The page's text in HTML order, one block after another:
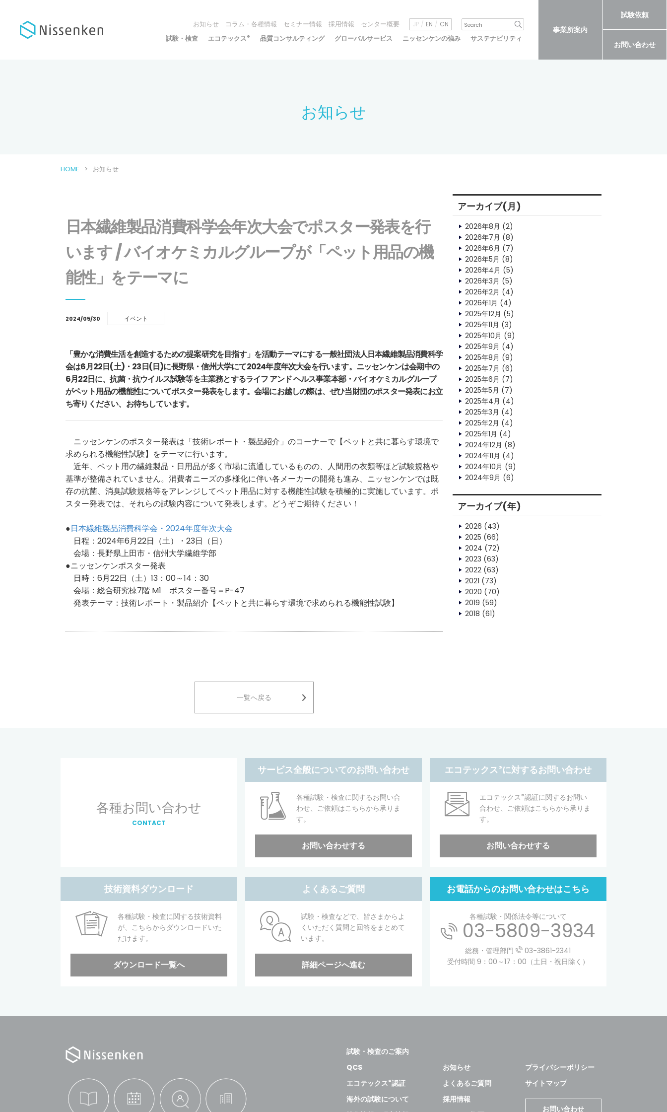
お知らせ コラム・各種情報 セミナー情報 採用情報 センター概要 JP EN CN
試験・検査 エコテックス® 品質コンサルティング グローバルサービス ニッセンケンの強み サステナビリティ
事業所案内
試験依頼
お問い合わせ
お知らせ
HOME お知らせ
日本繊維製品消費科学会年次大会でポスター発表を行
います / バイオケミカルグループが「ペット用品の機
能性」をテーマに
2024/05/30 イベント
「豊かな消費生活を創造するための提案研究を目指す」を活動テーマにする一般社団法人日本繊維製品消費科学
会は6月22日(土)・23日(日)に長野県・信州大学にて2024年度年次大会を行います。ニッセンケンは会期中の
6月22日に、抗菌・抗ウイルス試験等を主業務とするライフ アンド ヘルス事業本部・バイオケミカルグループ
がペット用品の機能性についてポスター発表をします。会場にお越しの際は、ぜひ当財団のポスター発表にお立
ち寄りください、お待ちしています。
ニッセンケンのポスター発表は「技術レポート・製品紹介」のコーナーで【ペットと共に暮らす環境で
求められる機能性試験】をテーマに行います。
近年、ペット用の繊維製品・日用品が多く市場に流通しているものの、人間用の衣類等ほど試験規格や
基準が整備されていません。消費者ニーズの多様化に伴い各メーカーの開発も進み、ニッセンケンでは既
存の抗菌、消臭試験規格等をアレンジしてペット用品に対する機能性試験を積極的に実施しています。ポ
スター発表では、それらの試験内容について発表します。どうぞご期待ください！
●日本繊維製品消費科学会・2024年度年次大会
日程：2024年6月22日（土）・23日（日）
会場：長野県上田市・信州大学繊維学部
●ニッセンケンポスター発表
日時：6月22日（土）13：00～14：30
会場：総合研究棟7階 M1 ポスター番号＝P-47
発表テーマ：技術レポート・製品紹介【ペットと共に暮らす環境で求められる機能性試験】
一覧へ戻る
アーカイブ(月)
2026年8月 (2)
2026年7月 (8)
2026年6月 (7)
2026年5月 (8)
2026年4月 (5)
2026年3月 (5)
2026年2月 (4)
2026年1月 (4)
2025年12月 (5)
2025年11月 (3)
2025年10月 (9)
2025年9月 (4)
2025年8月 (9)
2025年7月 (6)
2025年6月 (7)
2025年5月 (7)
2025年4月 (4)
2025年3月 (4)
2025年2月 (4)
2025年1月 (4)
2024年12月 (8)
2024年11月 (4)
2024年10月 (9)
2024年9月 (6)
アーカイブ(年)
2026 (43)
2025 (66)
2024 (72)
2023 (63)
2022 (63)
2021 (73)
2020 (70)
2019 (59)
2018 (61)
各種お問い合わせ
CONTACT
サービス全般についてのお問い合わせ
各種試験・検査に関するお問い合
わせ、ご依頼はこちらから承りま
す。
お問い合わせする
エコテックス®に対するお問い合わせ
エコテックス®認証に関するお問い
合わせ、ご依頼はこちらから承りま
す。
お問い合わせする
技術資料ダウンロード
各種試験・検査に関する技術資料
が、こちらからダウンロードいた
だけます。
ダウンロード一覧へ
よくあるご質問
試験・検査などで、皆さまからよ
くいただく質問と回答をまとめて
います。
詳細ページへ進む
お電話からのお問い合わせはこちら
各種試験・関係法令等について
03-5809-3934
総務・管理部門
03-3861-2341
受付時間 9：00～17：00（土日・祝日除く）
試験・検査のご案内
QCS
エコテックス®認証
海外の試験について
お知らせ
よくあるご質問
採用情報
プライバシーポリシー
サイトマップ
お問い合わせ